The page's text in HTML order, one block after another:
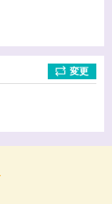
変更